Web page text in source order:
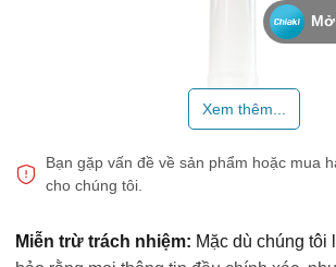
Xem thêm...
Bạn gặp vấn đề về sản phẩm hoặc mua
cho chúng tôi.
Miễn trừ trách nhiệm: Mặc dù chúng tôi